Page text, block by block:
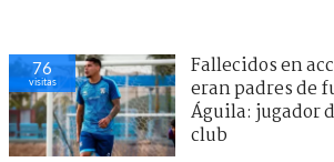
76
visitas
Fallecidos en
eran padres de
Águila: jugador
club